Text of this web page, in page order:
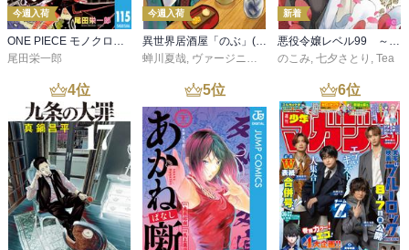
今週入荷
ONE PIECE モノクロ版 115
尾田栄一郎
今週入荷
異世界居酒屋「のぶ」(22)
蝉川夏哉, ヴァージニア二等兵 ,転
新着
悪役令嬢レベル99 ～私は裏ボスですが魔王ではありません～ その６
のこみ, 七夕さとり , Tea
4位 5位 6位